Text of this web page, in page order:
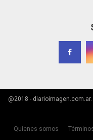
@2018 -
Quienes somos